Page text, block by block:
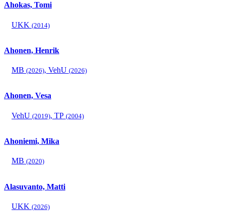
Ahokas, Tomi
UKK (2014)
Ahonen, Henrik
MB (2026), VehU (2026)
Ahonen, Vesa
VehU (2019), TP (2004)
Ahoniemi, Mika
MB (2020)
Alasuvanto, Matti
UKK (2026)